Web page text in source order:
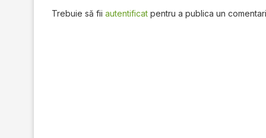
Trebuie să fii autentificat pentru a publica un